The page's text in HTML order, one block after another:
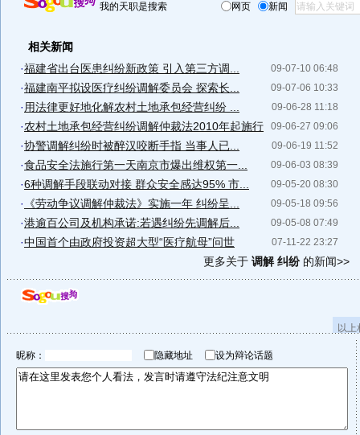
我的天职是搜索 网页 新闻
相关新闻
09-07-10 06:48
·福建省出台医患纠纷新政策 引入第三方调...
09-07-06 10:33
·福建南平拟设医疗纠纷调解委员会 探索长...
09-06-28 11:18
· 用法律更好地化解农村土地承包经营纠纷 ...
09-06-27 09:06
·农村土地承包经营纠纷调解仲裁法2010年起施行
09-06-19 11:52
·协警调解纠纷时被醉汉咬断手指 当事人已...
09-06-03 08:39
·食品安全法施行第一天南京市爆出维权第一...
09-05-20 08:30
·6种调解手段联动对接 群众安全感达95% 市...
09-05-18 09:56
· 《劳动争议调解仲裁法》实施一年 纠纷呈...
09-05-08 07:49
·港逾百公司及机构承诺:若遇纠纷先调解后...
07-11-22 23:27
·中国首个由政府投资超大型“医疗航母”问世
更多关于 调解 纠纷的新闻>>
以
昵称： 隐藏地址 设为辩论话题